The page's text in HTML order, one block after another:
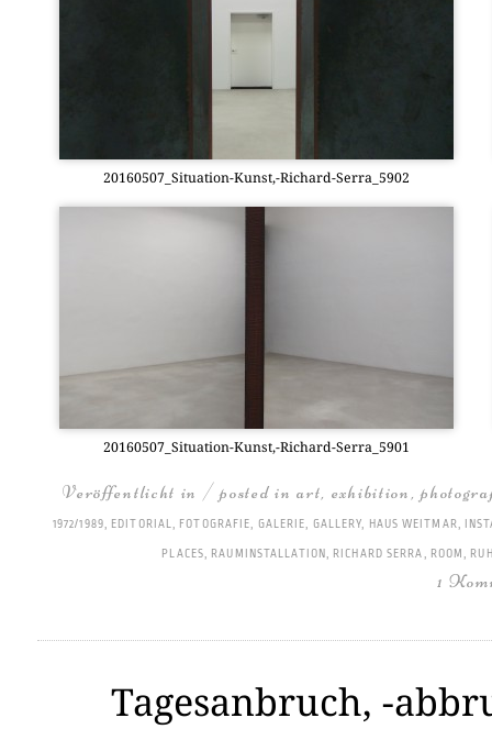
20160507_Situation-Kunst,-Richard-Serra_5902
20160507_Situation-Kunst,-Richard-Serra_5901
Veröffentlicht in / posted inart, exhibition,
1972/1989, EDITORIAL, FOTOGRAFIE, GALERIE, GALLERY, HAUS WEITMAR,
PLACES, RAUMINSTALLATION, RICHARD SERRA, ROOM,
1
Tagesanbruch, -